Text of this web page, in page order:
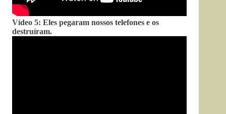
Vídeo 5: Eles pegaram nossos telefones e os
destruíram.